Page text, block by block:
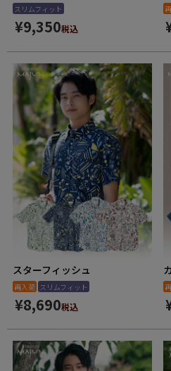
スリムフィット
¥9,350税込
スターフィッシュ
再入荷 スリムフィット
¥8,690税込